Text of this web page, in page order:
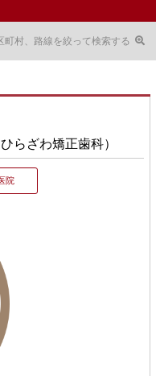
町村、路線を絞って検索する
らざわ矯正歯科）
院